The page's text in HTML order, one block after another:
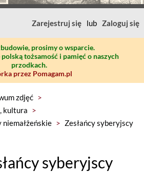
Zarejestruj się lub Zaloguj się
prosimy o wsparcie.
tożsamość i pamięć o naszych
przodkach.
przez Pomagam.pl
zdjęć >
kultura >
niemałżeńskie > Zesłańcy syberyjscy
syberyjscy